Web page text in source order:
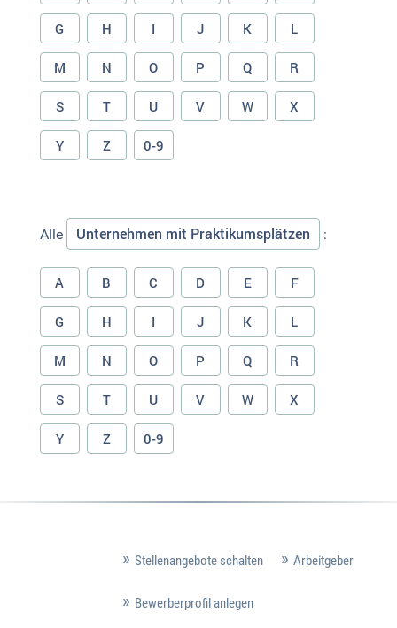
G H I J K L
M N O P Q R
S T U V W X
Y Z 0-9
Alle Unternehmen mit Praktikumsplätzen :
A B C D E F
G H I J K L
M N O P Q R
S T U V W X
Y Z 0-9
Stellenangebote schalten Arbeitgeber
Bewerberprofil anlegen